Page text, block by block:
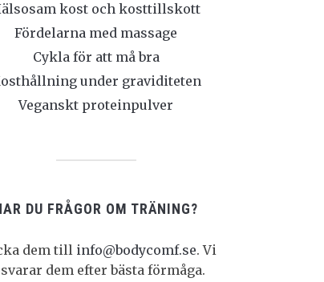
kost och kosttillskott
Fördelarna med massage
Cykla för att må bra
under graviditeten
Veganskt proteinpulver
DU FRÅGOR OM TRÄNING?
dem till info@bodycomf.se. Vi
dem efter bästa förmåga.